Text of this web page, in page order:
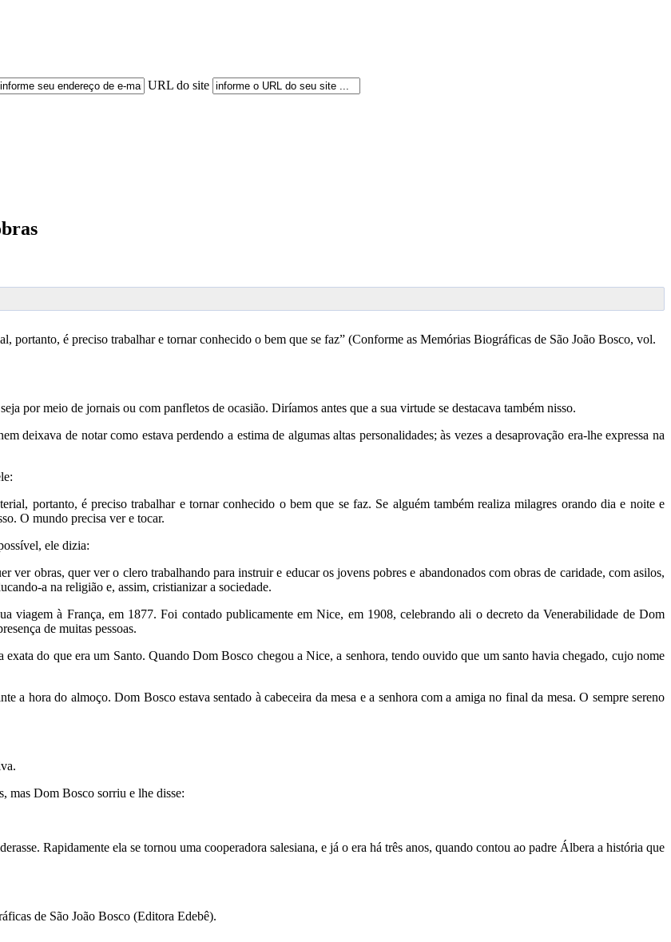
URL do site
portanto, é preciso trabalhar e tornar conhecido o bem que se faz” (Conforme as Memórias Biográficas de São João Bosco, vol.
por meio de jornais ou com panfletos de ocasião. Diríamos antes que a sua virtude se destacava também nisso.
deixava de notar como estava perdendo a estima de algumas altas personalidades; às vezes a desaprovação era-lhe expressa na
portanto, é preciso trabalhar e tornar conhecido o bem que se faz. Se alguém também realiza milagres orando dia e noite e
O mundo precisa ver e tocar.
ele dizia:
ver obras, quer ver o clero trabalhando para instruir e educar os jovens pobres e abandonados com obras de caridade, com asilos,
a na religião e, assim, cristianizar a sociedade.
viagem à França, em 1877. Foi contado publicamente em Nice, em 1908, celebrando ali o decreto da Venerabilidade de Dom
de muitas pessoas.
do que era um Santo. Quando Dom Bosco chegou a Nice, a senhora, tendo ouvido que um santo havia chegado, cujo nome
a hora do almoço. Dom Bosco estava sentado à cabeceira da mesa e a senhora com a amiga no final da mesa. O sempre sereno
mas Dom Bosco sorriu e lhe disse:
Rapidamente ela se tornou uma cooperadora salesiana, e já o era há três anos, quando contou ao padre Álbera a história que
de São João Bosco (Editora Edebê).